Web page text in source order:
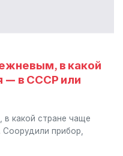
в какой
— в СССР или
какой стране чаще
прибор,